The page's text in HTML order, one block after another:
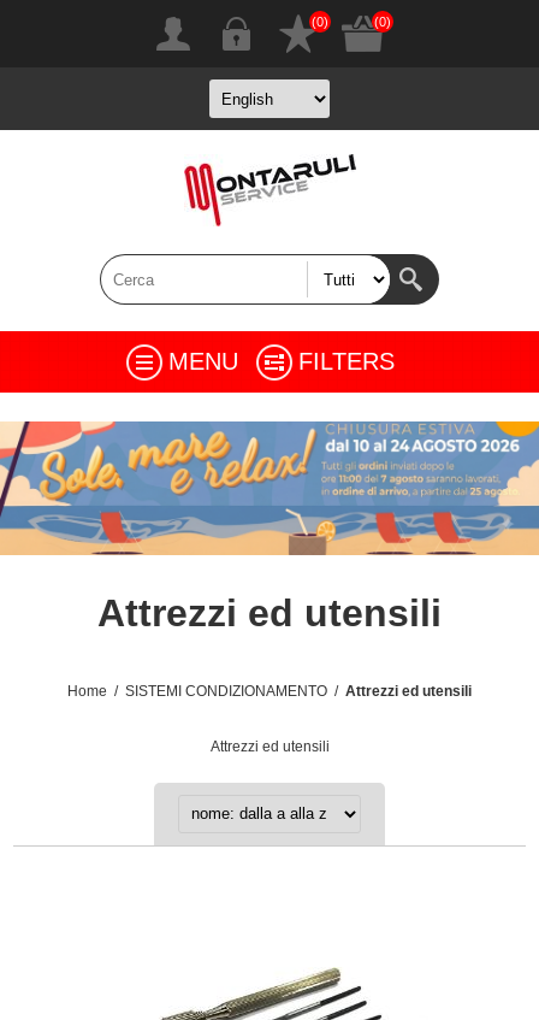
(0) (0)
MENU FILTERS
Attrezzi ed utensili
Home / SISTEMI CONDIZIONAMENTO / Attrezzi ed utensili
Attrezzi ed utensili